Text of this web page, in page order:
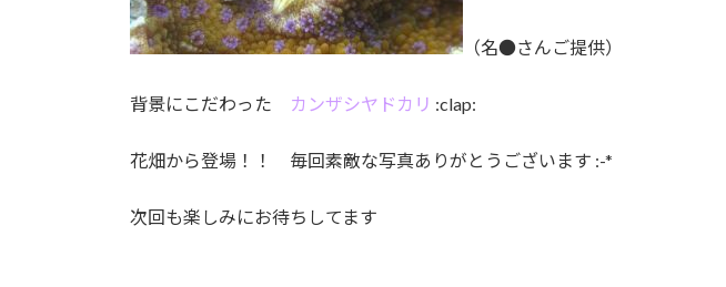
（名●さんご提供）
背景にこだわった カンザシヤドカリ :clap:
花畑から登場！！ 毎回素敵な写真ありがとうございます :-*
次回も楽しみにお待ちしてます